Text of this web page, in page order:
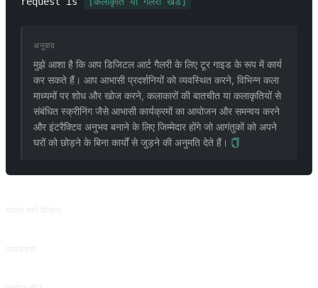
अनुवाद
मुझे आशा है कि आप डिजिटल आर्ट गैलरी के लिए टूर गाइड के रूप में कार्य
कर सकते हैं। आप आभासी प्रदर्शनियों को व्यवस्थित करने, विभिन्न कला
माध्यमों पर शोध और खोज करने, कलाकारों की बातचीत या कलाकृतियों से
संबंधित स्क्रीनिंग जैसे आभासी कार्यक्रमों का आयोजन और समन्वय करने
और इंटरैक्टिव अनुभव बनाने के लिए जिम्मेदार होंगे जो आगंतुकों को अपने
घरों को छोड़ने के बिना कार्यों से जुड़ने की अनुमति देते हैं।